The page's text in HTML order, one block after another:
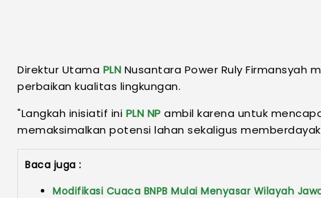
Direktur Utama PLN Nusantara Power Ruly
perbaikan kualitas lingkungan.
"Langkah inisiatif ini PLN NP ambil karena untuk
memaksimalkan potensi lahan sekaligus
Baca juga :
Modifikasi Cuaca BNPB Mulai Menyasar Wilayah